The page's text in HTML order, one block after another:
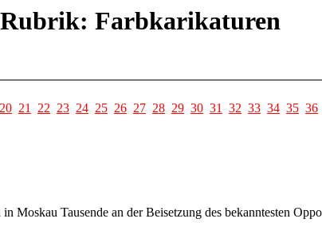
Rubrik: Farbkarikaturen
20 21 22 23 24 25 26 27 28 29 30 31 32 33 34 35 36
Moskau Tausende an der Beisetzung des bekanntesten